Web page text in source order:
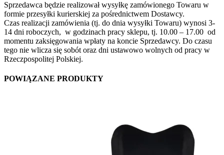
Sprzedawca będzie realizował wysyłkę zamówionego Towaru w
formie przesyłki kurierskiej za pośrednictwem Dostawcy.
Czas realizacji zamówienia (tj. do dnia wysyłki Towaru) wynosi 3-
14 dni roboczych, w godzinach pracy sklepu, tj. 10.00 – 17.00 od
momentu zaksięgowania wpłaty na koncie Sprzedawcy. Do czasu
tego nie wlicza się sobót oraz dni ustawowo wolnych od pracy w
Rzeczpospolitej Polskiej.
POWIĄZANE PRODUKTY